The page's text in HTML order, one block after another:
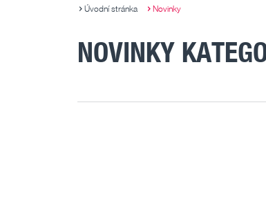
Úvodní stránka Novinky